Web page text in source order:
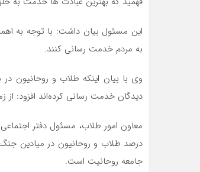
این مسئول بیان داشت: با توجه به
به مردم خدمت رسانی کنند.
وی با بیان اینکه طلاب و روحانیون
دیدگان خدمت رسانی کرده‌اند افزود: از زمان مشروطیت تا کنون ۴ هزار
جامعه روحانیت است.